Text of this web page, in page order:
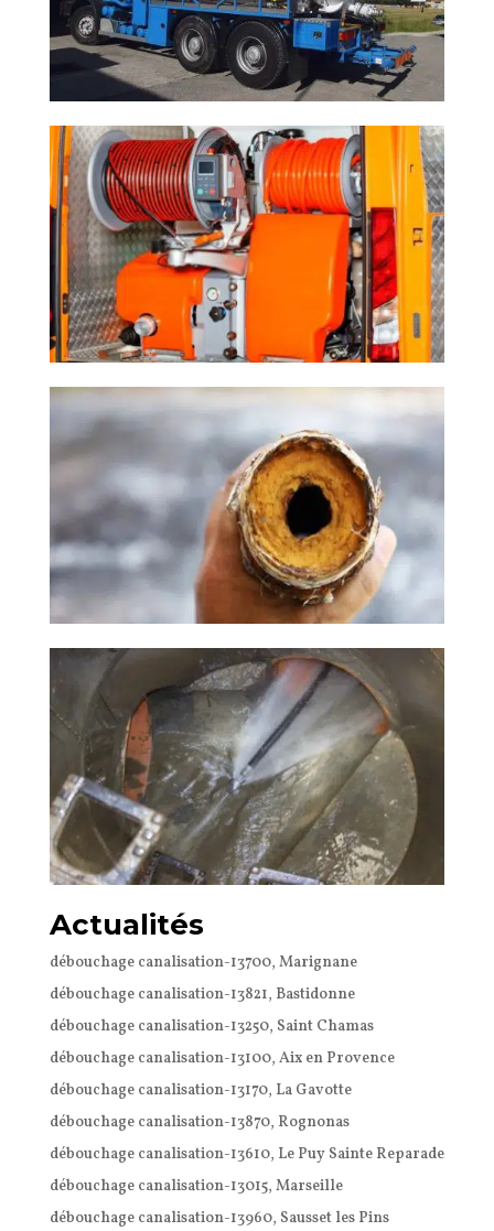
Actualités
débouchage canalisation-13700, Marignane
débouchage canalisation-13821, Bastidonne
débouchage canalisation-13250, Saint Chamas
débouchage canalisation-13100, Aix en Provence
débouchage canalisation-13170, La Gavotte
débouchage canalisation-13870, Rognonas
débouchage canalisation-13610, Le Puy Sainte Reparade
débouchage canalisation-13015, Marseille
débouchage canalisation-13960, Sausset les Pins